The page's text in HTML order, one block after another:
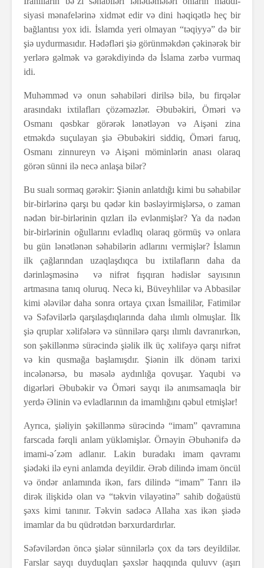
siyasi mənafelərinə xidmət edir və dini həqiqətlə heç bir
bağlantısı yox idi. İslamda yeri olmayan “təqiyyə” də bir
şiə uydurmasıdır. Hədəfləri şiə görünməkdən çəkinərək bir
yerlərə gəlmək və gərəkdiyində də İslama zərbə vurmaq
idi.
Muhəmməd və onun səhabiləri dirilsə bilə, bu firqələr
arasındakı ixtilafları çözəməzlər. Əbubəkiri, Öməri və
Osmanı qəsbkar görərək lənətləyən və Aişəni zina
etməkdə suçulayan şiə Əbubəkiri siddiq, Öməri faruq,
Osmanı zinnureyn və Aişəni möminlərin anası olaraq
görən sünni ilə necə anlaşa bilər?
Bu sualı sormaq gərəkir: Şiənin anlatdığı kimi bu səhabilər
bir-birlərinə qarşı bu qədər kin bəsləyirmişlərsə, o zaman
nədən bir-birlərinin qızları ilə evlənmişlər? Ya da nədən
bir-birlərinin oğullarını evladlıq olaraq görmüş və onlara
bu gün lənətlənən səhabilərin adlarını vermişlər? İslamın
ilk çağlarından uzaqlaşdıqca bu ixtilafların daha da
dərinləşməsinə və nifrət fışqıran hədislər sayısının
artmasına tanıq oluruq. Necə ki, Büveyhlilər və Abbasilər
kimi ələvilər daha sonra ortaya çıxan İsmaililər, Fatimilər
və Səfəvilərlə qarşılaşdıqlarında daha ılımlı olmuşlar. İlk
şiə qruplar xəlifələrə və sünnilərə qarşı ılımlı davranırkən,
son şəkillənmə sürəcində şiəlik ilk üç xəlifəyə qarşı nifrət
və kin qusmağa başlamışdır. Şiənin ilk dönəm tarixi
incələnərsə, bu məsələ aydınlığa qovuşar. Yaqubi və
digərləri Əbubəkir və Öməri sayqı ilə anımsamaqla bir
yerdə Əlinin və evladlarının da imamlığını qəbul etmişlər!
Ayrıca, şiəliyin şəkillənmə sürəcində “imam” qavramına
farscada fərqli anlam yükləmişlər. Örnəyin Əbuhənifə də
imami-ə´zəm adlanır. Lakin buradakı imam qavramı
şiədəki ilə eyni anlamda deyildir. Ərəb dilində imam öncül
və öndər anlamında ikən, fars dilində “imam” Tanrı ilə
dirək ilişkidə olan və “təkvin vilayətinə” sahib doğaüstü
şəxs kimi tanınır. Təkvin sadəcə Allaha xas ikən şiədə
imamlar da bu qüdrətdən bərxurdardırlar.
Səfəvilərdən öncə şiələr sünnilərlə çox da tərs deyildilər.
Farslar sayqı duyduqları şəxslər haqqında quluvv (aşırı